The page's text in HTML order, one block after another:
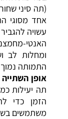
שחור), כל
מסוגי התה הללו
להגביר את
מחמצנים
לב ושומרים
נמוך
השתייה ומינון:
כמו תה
כדי להפיק
בשקית אחת